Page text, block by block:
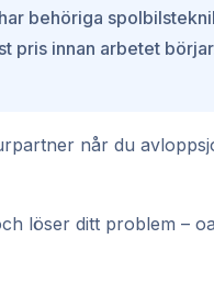
behöriga
pris innan arbetet
når du
löser ditt problem –